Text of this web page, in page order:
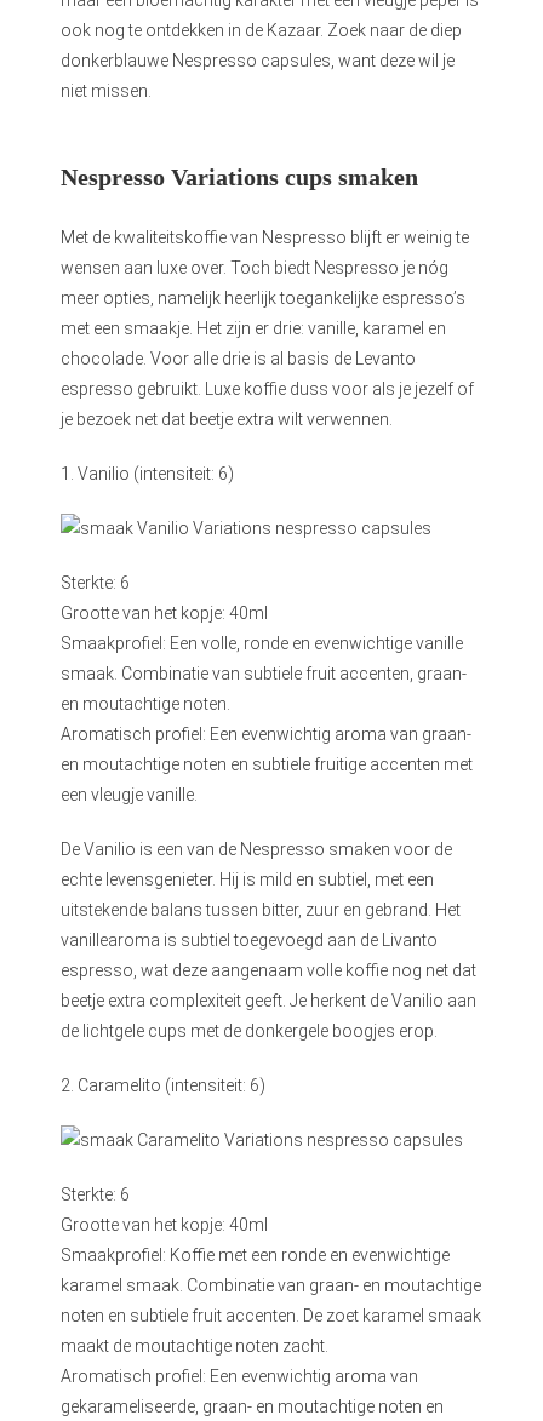
ook nog te ontdekken in de Kazaar. Zoek naar de diep
donkerblauwe Nespresso capsules, want deze wil je
niet missen.
Nespresso Variations cups smaken
Met de kwaliteitskoffie van Nespresso blijft er weinig te
wensen aan luxe over. Toch biedt Nespresso je nóg
meer opties, namelijk heerlijk toegankelijke espresso’s
met een smaakje. Het zijn er drie: vanille, karamel en
chocolade. Voor alle drie is al basis de Levanto
espresso gebruikt. Luxe koffie duss voor als je jezelf of
je bezoek net dat beetje extra wilt verwennen.
1. Vanilio (intensiteit: 6)
Sterkte: 6
Grootte van het kopje: 40ml
Smaakprofiel: Een volle, ronde en evenwichtige vanille
smaak. Combinatie van subtiele fruit accenten, graan-
en moutachtige noten.
Aromatisch profiel: Een evenwichtig aroma van graan-
en moutachtige noten en subtiele fruitige accenten met
een vleugje vanille.
De Vanilio is een van de Nespresso smaken voor de
echte levensgenieter. Hij is mild en subtiel, met een
uitstekende balans tussen bitter, zuur en gebrand. Het
vanillearoma is subtiel toegevoegd aan de Livanto
espresso, wat deze aangenaam volle koffie nog net dat
beetje extra complexiteit geeft. Je herkent de Vanilio aan
de lichtgele cups met de donkergele boogjes erop.
2. Caramelito (intensiteit: 6)
Sterkte: 6
Grootte van het kopje: 40ml
Smaakprofiel: Koffie met een ronde en evenwichtige
karamel smaak. Combinatie van graan- en moutachtige
noten en subtiele fruit accenten. De zoet karamel smaak
maakt de moutachtige noten zacht.
Aromatisch profiel: Een evenwichtig aroma van
gekarameliseerde, graan- en moutachtige noten en